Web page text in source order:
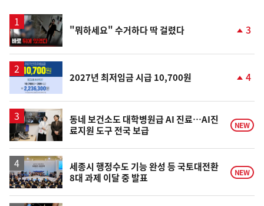
스
영
상
"뭐하세요" 수거하다 딱 걸렸다 3
2027년 최저임금 시급 10,700원
승
4
동네 보건소도 대학병원급 AI 진료…AI진
료지원 도구 전국 보급
NEW
세종시 행정수도 기능 완성 등 국토대전환
8대 과제 이달 중 발표
NEW